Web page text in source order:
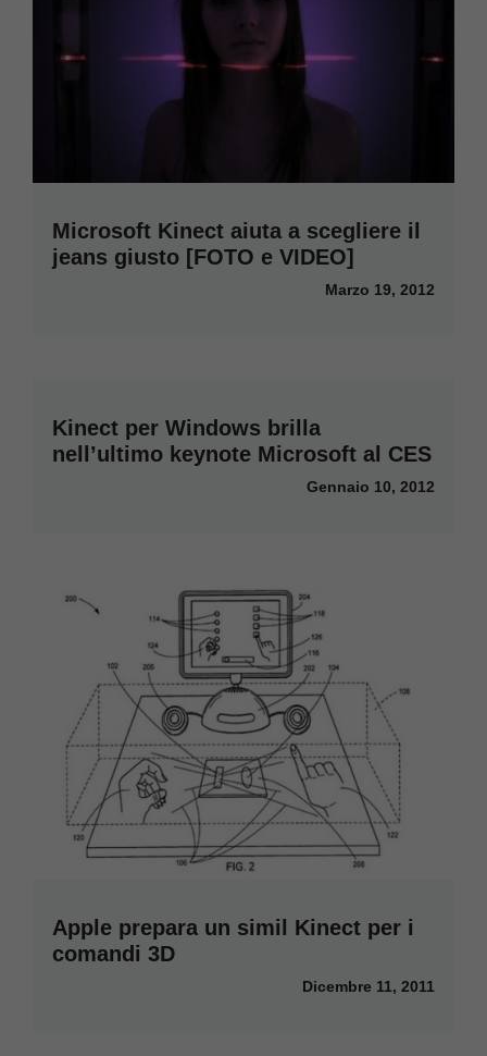
Microsoft Kinect aiuta a scegliere il
jeans giusto [FOTO e VIDEO]
Marzo 19, 2012
Kinect per Windows brilla
nell’ultimo keynote Microsoft al CES
Gennaio 10, 2012
Apple prepara un simil Kinect per i
comandi 3D
Dicembre 11, 2011